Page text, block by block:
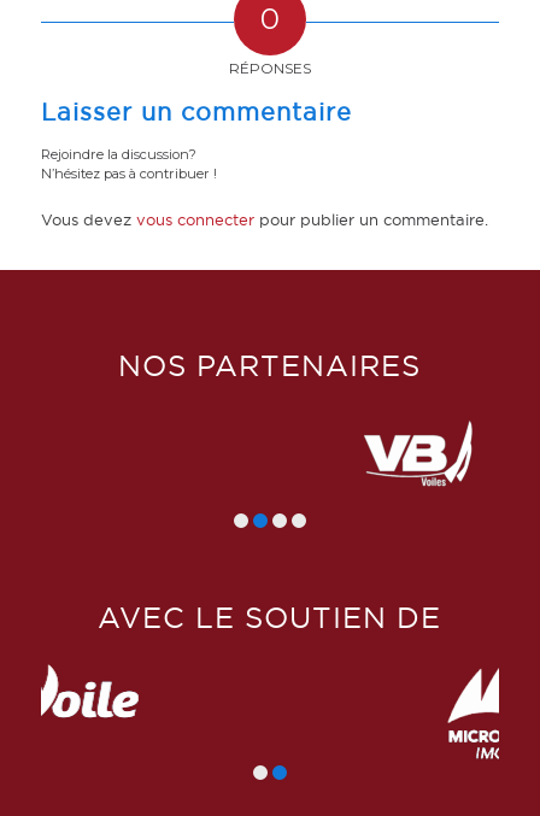
0
RÉPONSES
Laisser un commentaire
Rejoindre la discussion?
N’hésitez pas à contribuer !
Vous devez vous connecterpour publier un commentaire.
NOS PARTENAIRES
AVEC LE SOUTIEN DE